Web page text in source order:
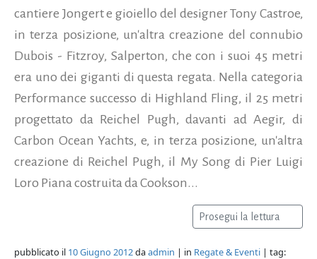
cantiere Jongert e gioiello del designer Tony Castroe,
in terza posizione, un'altra creazione del connubio
Dubois - Fitzroy, Salperton, che con i suoi 45 metri
era uno dei giganti di questa regata. Nella categoria
Performance successo di Highland Fling, il 25 metri
progettato da Reichel Pugh, davanti ad Aegir, di
Carbon Ocean Yachts, e, in terza posizione, un'altra
creazione di Reichel Pugh, il My Song di Pier Luigi
Loro Piana costruita da Cookson...
Prosegui la lettura
pubblicato il 10 Giugno 2012daadmin | in Regate & Eventi | tag: